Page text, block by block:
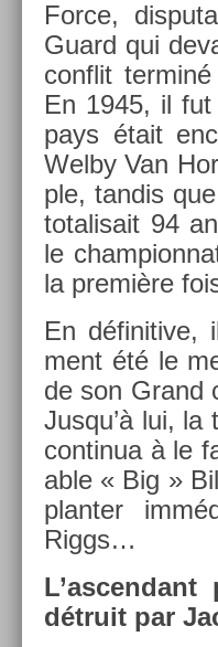
Force,
Guard qui
con­flit
En 1945, il fut
pays était
Welby Van
ple, tan­dis
totalisait 94
le
la première
En définitive,
ment été le
de son Grand
Jusqu’à lui, la
con­tinua à le
able « Big »
plant­er
Riggs…
détruit par